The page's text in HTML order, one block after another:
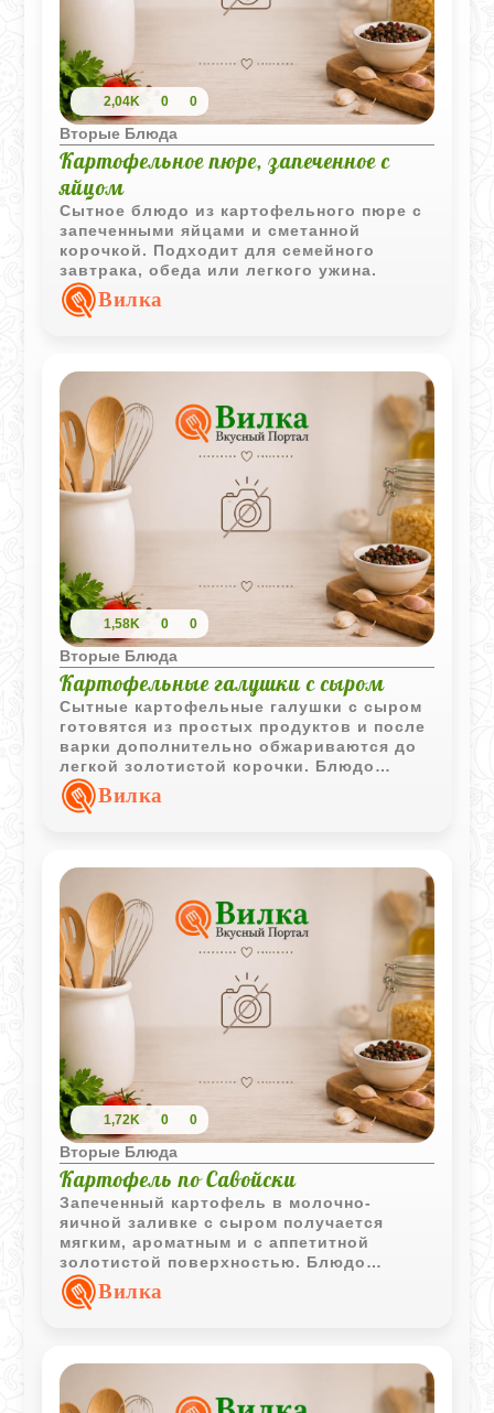
2,04K 0 0
Вторые Блюда
Картофельное пюре, запеченное с
яйцом
Сытное блюдо из картофельного пюре с
запеченными яйцами и сметанной
корочкой. Подходит для семейного
завтрака, обеда или легкого ужина.
Вилка
1,58K 0 0
Вторые Блюда
Картофельные галушки с сыром
Сытные картофельные галушки с сыром
готовятся из простых продуктов и после
варки дополнительно обжариваются до
легкой золотистой корочки. Блюдо
хорошо подходит для домашнего обеда
или ужина.
Вилка
1,72K 0 0
Вторые Блюда
Картофель по Савойски
Запеченный картофель в молочно-
яичной заливке с сыром получается
мягким, ароматным и с аппетитной
золотистой поверхностью. Блюдо
подходит как для самостоятельной
подачи, так и в качестве гарнира.
Вилка